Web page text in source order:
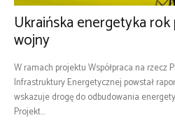
Ukraińska energetyka
wojny
W ramach projektu Współpraca na rzecz
Infrastruktury Energetycznej powstał
wskazuje drogę do odbudowania
Projekt...